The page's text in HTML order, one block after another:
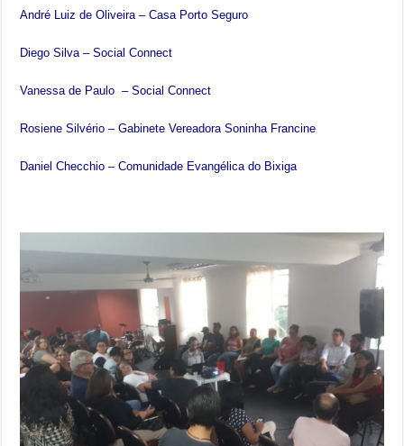
André Luiz de Oliveira – Casa Porto Seguro
Diego Silva – Social Connect
Vanessa de Paulo – Social Connect
Rosiene Silvério – Gabinete Vereadora Soninha Francine
Daniel Checchio – Comunidade Evangélica do Bixiga